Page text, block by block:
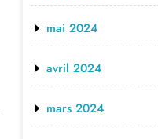
mai 2024
avril 2024
mars 2024